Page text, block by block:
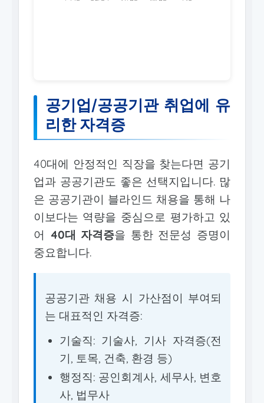
공기업/공공기관 취업에 유
리한 자격증
40대에 안정적인 직장을 찾는다면 공기
업과 공공기관도 좋은 선택지입니다. 많
은 공공기관이 블라인드 채용을 통해 나
이보다는 역량을 중심으로 평가하고 있
어 40대 자격증을 통한 전문성 증명이
중요합니다.
공공기관 채용 시 가산점이 부여되
는 대표적인 자격증:
기술직: 기술사, 기사 자격증(전
기, 토목, 건축, 환경 등)
행정직: 공인회계사, 세무사, 변호
사, 법무사